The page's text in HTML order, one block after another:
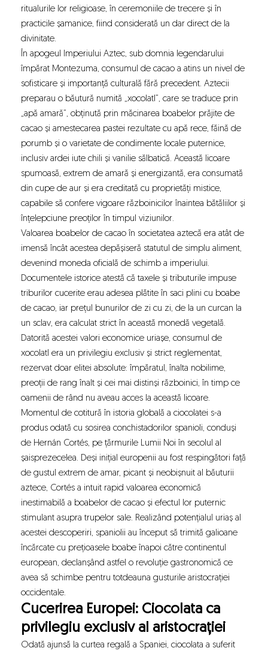
ritualurile lor religioase, în ceremoniile de trecere și în
practicile șamanice, fiind considerată un dar direct de la
divinitate.
În apogeul Imperiului Aztec, sub domnia legendarului
împărat Montezuma, consumul de cacao a atins un nivel de
sofisticare și importanță culturală fără precedent. Aztecii
preparau o băutură numită „xocolatl”, care se traduce prin
„apă amară”, obținută prin măcinarea boabelor prăjite de
cacao și amestecarea pastei rezultate cu apă rece, făină de
porumb și o varietate de condimente locale puternice,
inclusiv ardei iute chili și vanilie sălbatică. Această licoare
spumoasă, extrem de amară și energizantă, era consumată
din cupe de aur și era creditată cu proprietăți mistice,
capabile să confere vigoare războinicilor înaintea bătăliilor și
înțelepciune preoților în timpul viziunilor.
Valoarea boabelor de cacao în societatea aztecă era atât de
imensă încât acestea depășiseră statutul de simplu aliment,
devenind moneda oficială de schimb a imperiului.
Documentele istorice atestă că taxele și tributurile impuse
triburilor cucerite erau adesea plătite în saci plini cu boabe
de cacao, iar prețul bunurilor de zi cu zi, de la un curcan la
un sclav, era calculat strict în această monedă vegetală.
Datorită acestei valori economice uriașe, consumul de
xocolatl era un privilegiu exclusiv și strict reglementat,
rezervat doar elitei absolute: împăratul, înalta nobilime,
preoții de rang înalt și cei mai distinși războinici, în timp ce
oamenii de rând nu aveau acces la această licoare.
Momentul de cotitură în istoria globală a ciocolatei s-a
produs odată cu sosirea conchistadorilor spanioli, conduși
de Hernán Cortés, pe țărmurile Lumii Noi în secolul al
șaisprezecelea. Deși inițial europenii au fost respingători față
de gustul extrem de amar, picant și neobișnuit al băuturii
aztece, Cortés a intuit rapid valoarea economică
inestimabilă a boabelor de cacao și efectul lor puternic
stimulant asupra trupelor sale. Realizând potențialul uriaș al
acestei descoperiri, spaniolii au început să trimită galioane
încărcate cu prețioasele boabe înapoi către continentul
european, declanșând astfel o revoluție gastronomică ce
avea să schimbe pentru totdeauna gusturile aristocrației
occidentale.
Cucerirea Europei: Ciocolata ca
privilegiu exclusiv al aristocrației
Odată ajunsă la curtea regală a Spaniei, ciocolata a suferit